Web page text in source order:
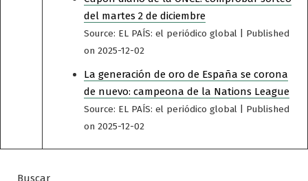
del martes 2 de diciembre
Source: EL PAÍS: el periódico global
Published
on 2025-12-02
La generación de oro de España se corona
de nuevo: campeona de la Nations League
Source: EL PAÍS: el periódico global
Published
on 2025-12-02